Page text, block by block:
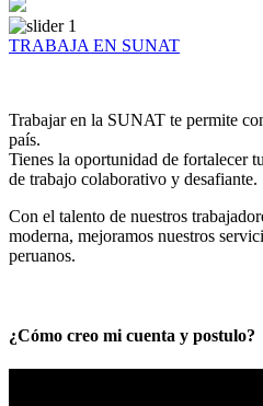
TRABAJA EN SUNAT
Trabajar en la SUNAT te permite
país.
Tienes la oportunidad de fortalecer
de trabajo colaborativo y desafiante.
Con el talento de nuestros
moderna, mejoramos nuestros
peruanos.
¿Cómo creo mi cuenta y postulo?